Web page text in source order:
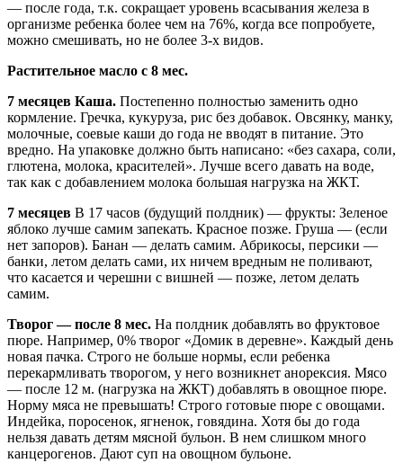
— после года, т.к. сокращает уровень всасывания железа в
организме ребенка более чем на 76%, когда все попробуете,
можно смешивать, но не более 3-х видов.
Растительное масло с 8 мес.
7 месяцев Каша. Постепенно полностью заменить одно
кормление. Гречка, кукуруза, рис без добавок. Овсянку, манку,
молочные, соевые каши до года не вводят в питание. Это
вредно. На упаковке должно быть написано: «без сахара, соли,
глютена, молока, красителей». Лучше всего давать на воде,
так как с добавлением молока большая нагрузка на ЖКТ.
7 месяцев В 17 часов (будущий полдник) — фрукты: Зеленое
яблоко лучше самим запекать. Красное позже. Груша — (если
нет запоров). Банан — делать самим. Абрикосы, персики —
банки, летом делать сами, их ничем вредным не поливают,
что касается и черешни с вишней — позже, летом делать
самим.
Творог — после 8 мес. На полдник добавлять во фруктовое
пюре. Например, 0% творог «Домик в деревне». Каждый день
новая пачка. Строго не больше нормы, если ребенка
перекармливать творогом, у него возникнет анорексия. Мясо
— после 12 м. (нагрузка на ЖКТ) добавлять в овощное пюре.
Норму мяса не превышать! Строго готовые пюре с овощами.
Индейка, поросенок, ягненок, говядина. Хотя бы до года
нельзя давать детям мясной бульон. В нем слишком много
канцерогенов. Дают суп на овощном бульоне.